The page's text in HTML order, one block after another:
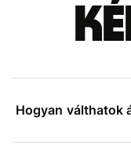
Hogyan válthatok